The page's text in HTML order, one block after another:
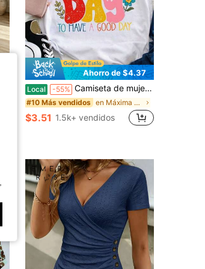
Ahorro de $4.37
Local -55% Camiseta de mujer con afirmación positiva | "Es un buen día para tener un buen día" con letras de colores y acentos florales, ajuste relajado en azul marino, camiseta suave de uso diario, lavable a máquina, top casual para primavera, verano, otoño, moda de temporada Camiseta de cuello redondo casual para mujer, Camiseta de fiesta de Pascua Camiseta de manga corta con estampado de mamá para el Día de la Madre de las mujeres, Camiseta de manga corta de fútbol para mujer, Camiseta básica diaria a juego para mujer
#10 Más vendidos en Máxima comodidad Tops, blusas y camisetas de mu
$3.51 1.5k+ vendidos